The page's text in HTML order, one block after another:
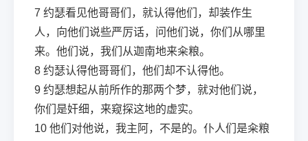
7 约瑟看见他哥哥们，就认得他们，却装作生
人，向他们说些严厉话，问他们说，你们从哪里
来。他们说，我们从迦南地来籴粮。
8 约瑟认得他哥哥们，他们却不认得他。
9 约瑟想起从前所作的那两个梦，就对他们说，
你们是奸细，来窥探这地的虚实。
10 他们对他说，我主阿，不是的。仆人们是籴粮